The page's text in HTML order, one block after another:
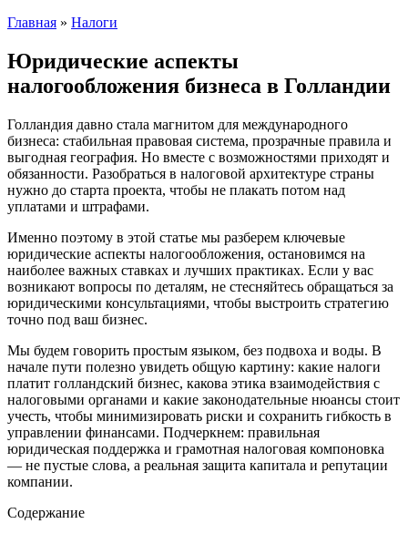
Главная » Налоги
Юридические аспекты
налогообложения бизнеса в Голландии
Голландия давно стала магнитом для международного
бизнеса: стабильная правовая система, прозрачные правила и
выгодная география. Но вместе с возможностями приходят и
обязанности. Разобраться в налоговой архитектуре страны
нужно до старта проекта, чтобы не плакать потом над
уплатами и штрафами.
Именно поэтому в этой статье мы разберем ключевые
юридические аспекты налогообложения, остановимся на
наиболее важных ставках и лучших практиках. Если у вас
возникают вопросы по деталям, не стесняйтесь обращаться за
юридическими консультациями, чтобы выстроить стратегию
точно под ваш бизнес.
Мы будем говорить простым языком, без подвоха и воды. В
начале пути полезно увидеть общую картину: какие налоги
платит голландский бизнес, какова этика взаимодействия с
налоговыми органами и какие законодательные нюансы стоит
учесть, чтобы минимизировать риски и сохранить гибкость в
управлении финансами. Подчеркнем: правильная
юридическая поддержка и грамотная налоговая компоновка
— не пустые слова, а реальная защита капитала и репутации
компании.
Содержание